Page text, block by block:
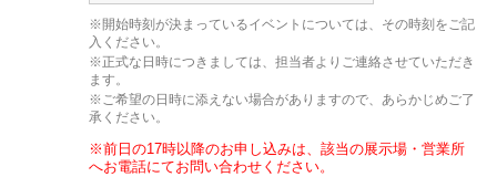
※開始時刻が決まっているイベントについては、その時刻をご記
入ください。
※正式な日時につきましては、担当者よりご連絡させていただき
ます。
※ご希望の日時に添えない場合がありますので、あらかじめご了
承ください。
※前日の17時以降のお申し込みは、該当の展示場・営業所
へお電話にてお問い合わせください。